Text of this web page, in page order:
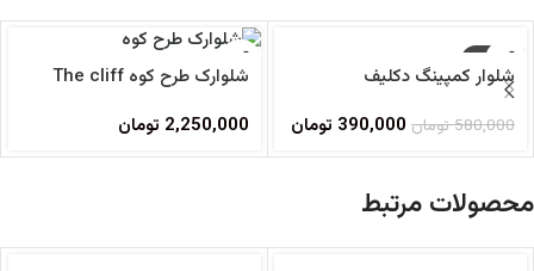
-33%
شلوار کمپینگ دکلیف
580,000تومان 390,000 تومان
شلوارک طرح کوه The cliff
2,250,000 تومان
محصولات مرتبط